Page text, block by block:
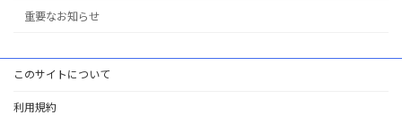
重要なお知らせ
このサイトについて
利用規約